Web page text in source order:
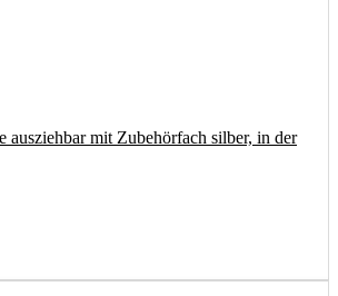
ausziehbar mit Zubehörfach silber, in der